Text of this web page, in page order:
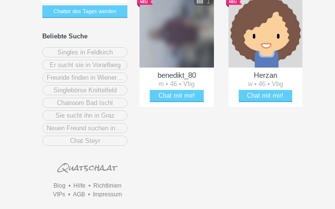
Chatter des Tages werden
Beliebte Suche
Singles in Feldkirch
Er sucht sie in Vorarlberg
Singlebörse Knittelfeld
Chatroom Bad Ischl
Sie sucht ihn in Graz
Chat Steyr
Blog • Hilfe • Richtlinien
VIPs• AGB• Impressum
benedikt_80
m • 46 • Vbg
Chat mit mir!
Herzan
w • 46 • Vbg
Chat mit mir!